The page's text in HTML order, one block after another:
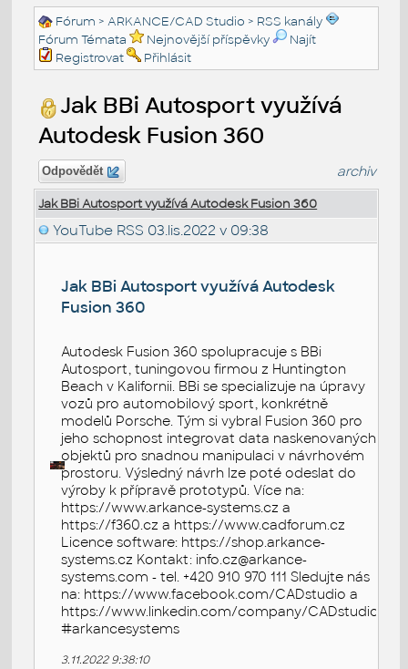
Fórum >ARKANCE/CAD Studio > RSS kanály
Fórum Témata
Nejnovější příspěvky
Najít
Registrovat
Přihlásit
Jak BBi Autosport využívá
Autodesk Fusion 360
Odpovědět archiv
Jak BBi Autosport využívá Autodesk Fusion 360
YouTube RSS 03.lis.2022 v 09:38
Jak BBi Autosport využívá Autodesk
Fusion 360
Autodesk Fusion 360 spolupracuje s BBi
Autosport, tuningovou firmou z Huntington
Beach v Kalifornii. BBi se specializuje na úpravy
vozů pro automobilový sport, konkrétně
modelů Porsche. Tým si vybral Fusion 360 pro
jeho schopnost integrovat data naskenovaných
objektů pro snadnou manipulaci v návrhovém
prostoru. Výsledný návrh lze poté odeslat do
výroby k přípravě prototypů. Více na:
https://www.arkance-systems.cz a
https://f360.cz a https://www.cadforum.cz
Licence software: https://shop.arkance-
systems.cz Kontakt: info.cz@arkance-
systems.com - tel. +420 910 970 111 Sledujte nás
na: https://www.facebook.com/CADstudio a
https://www.linkedin.com/company/CADstudio
#arkancesystems
3.11.2022 9:38:10